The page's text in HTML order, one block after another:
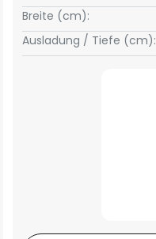
Breite (cm):
Ausladung / Tiefe (cm):